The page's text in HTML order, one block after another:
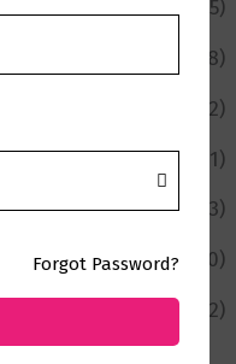
(75)
(88)
(212)
(371)
(43)
(110)
(12)
Forgot Password?